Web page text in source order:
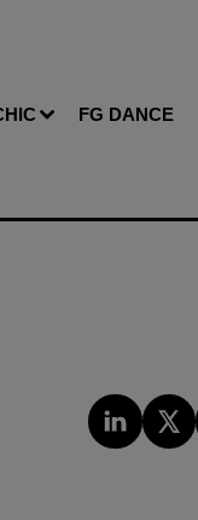
FG DANCE